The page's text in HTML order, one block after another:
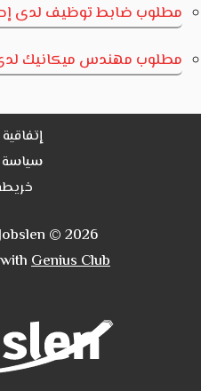
مطلوب ضابط توظيف لدى
مطلوب مهندس ميكانيك
سياسة
© 2026
Genius Club